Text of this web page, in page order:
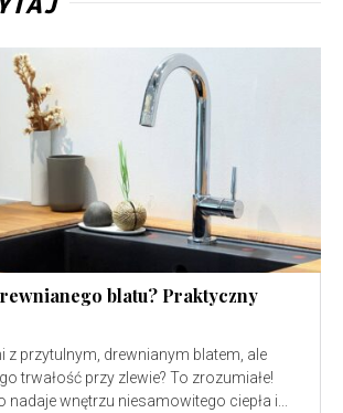
blatu? Praktyczny
z przytulnym, drewnianym blatem, ale
trwałość przy zlewie? To zrozumiałe!
nadaje wnętrzu niesamowitego ciepła i...